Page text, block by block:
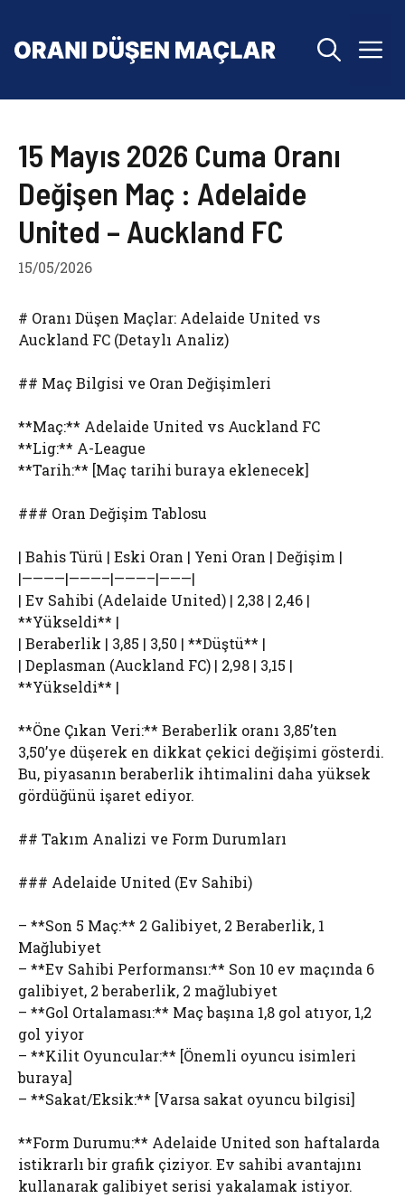
15 Mayıs 2026 Cuma Oranı
Değişen Maç : Adelaide
United – Auckland FC
15/05/2026
# Oranı Düşen Maçlar: Adelaide United vs
Auckland FC (Detaylı Analiz)
## Maç Bilgisi ve Oran Değişimleri
**Maç:** Adelaide United vs Auckland FC
**Lig:** A-League
**Tarih:** [Maç tarihi buraya eklenecek]
### Oran Değişim Tablosu
| Bahis Türü | Eski Oran | Yeni Oran | Değişim |
|————|———–|———–|———|
| Ev Sahibi (Adelaide United) | 2,38 | 2,46 |
**Yükseldi** |
| Beraberlik | 3,85 | 3,50 | **Düştü** |
| Deplasman (Auckland FC) | 2,98 | 3,15 |
**Yükseldi** |
**Öne Çıkan Veri:** Beraberlik oranı 3,85’ten
3,50’ye düşerek en dikkat çekici değişimi gösterdi.
Bu, piyasanın beraberlik ihtimalini daha yüksek
gördüğünü işaret ediyor.
## Takım Analizi ve Form Durumları
### Adelaide United (Ev Sahibi)
– **Son 5 Maç:** 2 Galibiyet, 2 Beraberlik, 1
Mağlubiyet
– **Ev Sahibi Performansı:** Son 10 ev maçında 6
galibiyet, 2 beraberlik, 2 mağlubiyet
– **Gol Ortalaması:** Maç başına 1,8 gol atıyor, 1,2
gol yiyor
– **Kilit Oyuncular:** [Önemli oyuncu isimleri
buraya]
– **Sakat/Eksik:** [Varsa sakat oyuncu bilgisi]
**Form Durumu:** Adelaide United son haftalarda
istikrarlı bir grafik çiziyor. Ev sahibi avantajını
kullanarak galibiyet serisi yakalamak istiyor.